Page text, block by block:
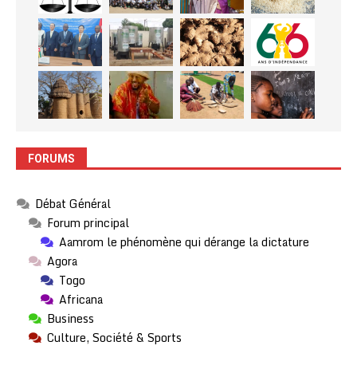
FORUMS
Débat Général
Forum principal
Aamrom le phénomène qui dérange la dictature
Agora
Togo
Africana
Business
Culture, Société & Sports